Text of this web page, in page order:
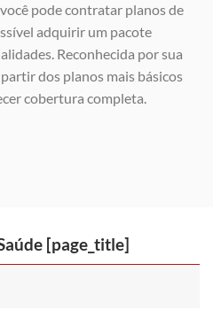
pode contratar planos de
adquirir um pacote
Reconhecida por sua
dos planos mais básicos
cobertura completa.
[page_title]